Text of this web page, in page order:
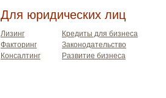
Для юридических лиц
Лизинг
Факторинг
Консалтинг
Кредиты для бизнеса
Законодательство
Развитие бизнеса